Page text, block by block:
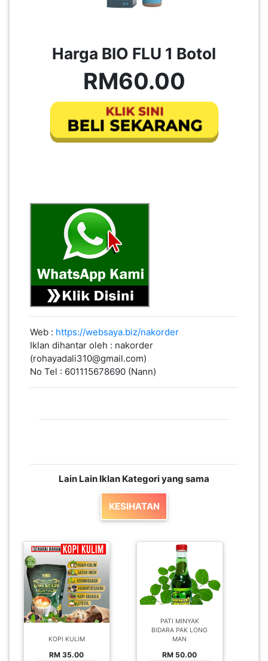
Harga BIO FLU 1 Botol
RM60.00
Web : https://websaya.biz/nakorder
Iklan dihantar oleh : nakorder
(rohayadali310@gmail.com)
No Tel : 601115678690 (Nann)
Lain Lain Iklan Kategori yang sama
KESIHATAN
KOPI KULIM
RM 35.00
PATI MINYAK
BIDARA PAK LONG
MAN
RM 50.00